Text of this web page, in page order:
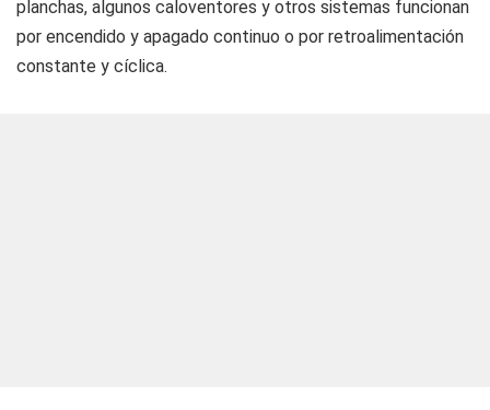
planchas, algunos caloventores y otros sistemas funcionan
por encendido y apagado continuo o por retroalimentación
constante y cíclica.